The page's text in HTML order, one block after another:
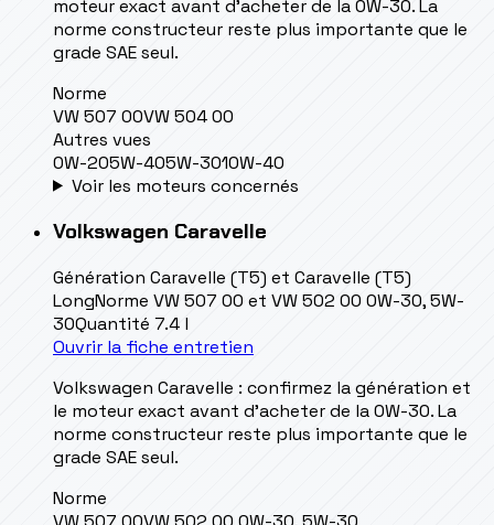
moteur exact avant d’acheter de la 0W-30. La
norme constructeur reste plus importante que le
grade SAE seul.
Norme
VW 507 00VW 504 00
Autres vues
0W-205W-405W-3010W-40
Voir les moteurs concernés
Volkswagen Caravelle
Génération Caravelle (T5) et Caravelle (T5)
LongNorme VW 507 00 et VW 502 00 0W-30, 5W-
30Quantité 7.4 l
Ouvrir la fiche entretien
Volkswagen Caravelle : confirmez la génération et
le moteur exact avant d’acheter de la 0W-30. La
norme constructeur reste plus importante que le
grade SAE seul.
Norme